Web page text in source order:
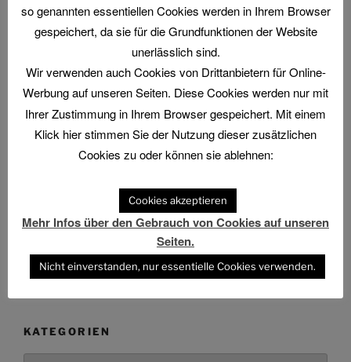
Abmahnung gegen BKM: Buchhandlung geht rechtlich
gegen Interview-Äußerungen des
Kulturstaatsministers vor
Music Video
Archiv
KATEGORIEN
so genannten essentiellen Cookies werden in Ihrem Browser
gespeichert, da sie für die Grundfunktionen der Website
unerlässlich sind.
Wir verwenden auch Cookies von Drittanbietern für Online-
Werbung auf unseren Seiten. Diese Cookies werden nur mit
Ihrer Zustimmung in Ihrem Browser gespeichert. Mit einem
Klick hier stimmen Sie der Nutzung dieser zusätzlichen
Cookies zu oder können sie ablehnen:
Cookies akzeptieren
Mehr Infos über den Gebrauch von Cookies auf unseren
Seiten.
Nicht einverstanden, nur essentielle Cookies verwenden.